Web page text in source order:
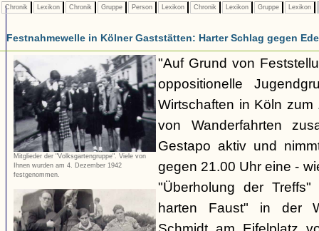
Chronik Lexikon Chronik Gruppe Person Lexikon Chronik Lexikon Gruppe Lexikon
Festnahmewelle in Kölner Gaststätten: Harter Schlag gegen
Mitglieder der "Volksgartengruppe". Viele von
Ihnen wurden am 4. Dezember 1942
festgenommen.
"Auf Grund von
oppositionelle
Wirtschaften in Köln
von Wanderfahrten
Gestapo aktiv und
gegen 21.00 Uhr eine -
"Überholung der
harten Faust" in der